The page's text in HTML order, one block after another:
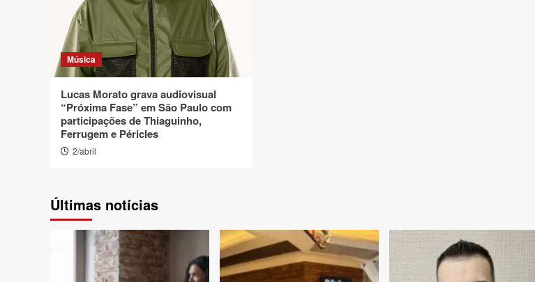
Música
Lucas Morato grava audiovisual
“Próxima Fase” em São Paulo com
participações de Thiaguinho,
Ferrugem e Péricles
2/abril
Últimas notícias